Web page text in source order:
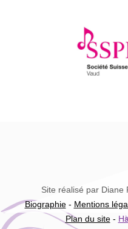
Site réalisé par
Biographie- Mentions
Plan du site-